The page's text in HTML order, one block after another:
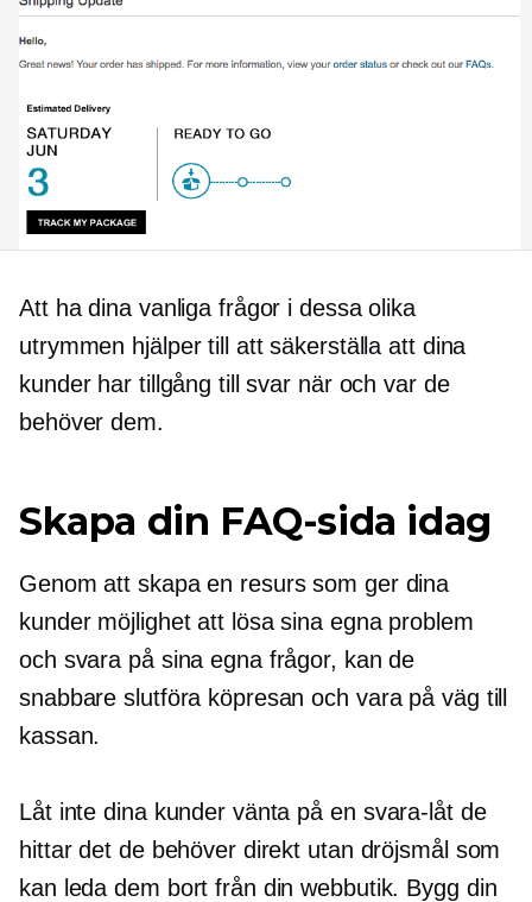
Att ha dina vanliga frågor i dessa olika
utrymmen hjälper till att säkerställa att dina
kunder har tillgång till svar när och var de
behöver dem.
Skapa din FAQ-sida idag
Genom att skapa en resurs som ger dina
kunder möjlighet att lösa sina egna problem
och svara på sina egna frågor, kan de
snabbare slutföra köpresan och vara på väg till
kassan.
Låt inte dina kunder vänta på en svara-låtde
hittar det de behöver direkt utan dröjsmål som
kan leda dem bort från din webbutik. Bygg din